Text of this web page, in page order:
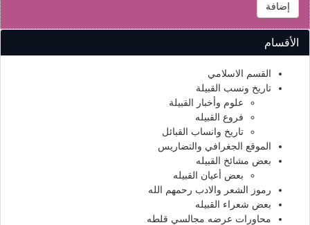
إضافة
الأقسام
القسم الاسلامي
تاريخ ونسب القبيلة
علوم وأخبار القبيلة
فروع القبيله
تاريخ وانساب القبائل
الموقع الجغرافي والتضاريس
بعض مشائخ القبيله
بعض أعيان القبيله
رموز الشعر والادب رحمهم الله
بعض شعراء القبيله
محاورات عرضه مجالسي قلطه